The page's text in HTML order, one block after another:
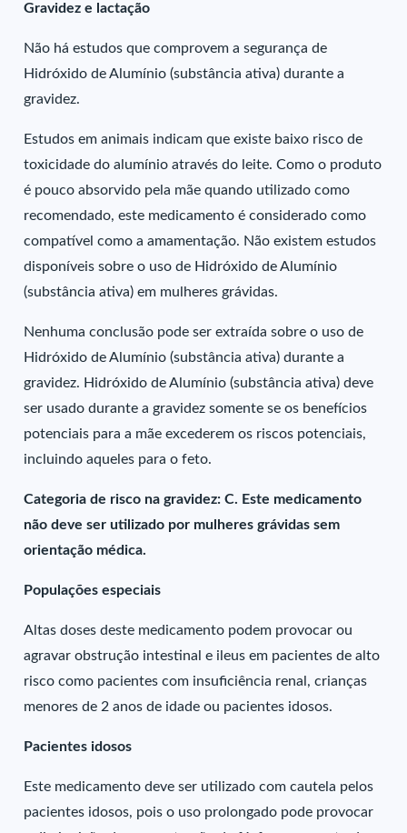
Gravidez e lactação
Não há estudos que comprovem a segurança de
Hidróxido de Alumínio (substância ativa) durante a
gravidez.
Estudos em animais indicam que existe baixo risco de
toxicidade do alumínio através do leite. Como o produto
é pouco absorvido pela mãe quando utilizado como
recomendado, este medicamento é considerado como
compatível como a amamentação. Não existem estudos
disponíveis sobre o uso de Hidróxido de Alumínio
(substância ativa) em mulheres grávidas.
Nenhuma conclusão pode ser extraída sobre o uso de
Hidróxido de Alumínio (substância ativa) durante a
gravidez. Hidróxido de Alumínio (substância ativa) deve
ser usado durante a gravidez somente se os benefícios
potenciais para a mãe excederem os riscos potenciais,
incluindo aqueles para o feto.
Categoria de risco na gravidez: C. Este medicamento
não deve ser utilizado por mulheres grávidas sem
orientação médica.
Populações especiais
Altas doses deste medicamento podem provocar ou
agravar obstrução intestinal e ileus em pacientes de alto
risco como pacientes com insuficiência renal, crianças
menores de 2 anos de idade ou pacientes idosos.
Pacientes idosos
Este medicamento deve ser utilizado com cautela pelos
pacientes idosos, pois o uso prolongado pode provocar